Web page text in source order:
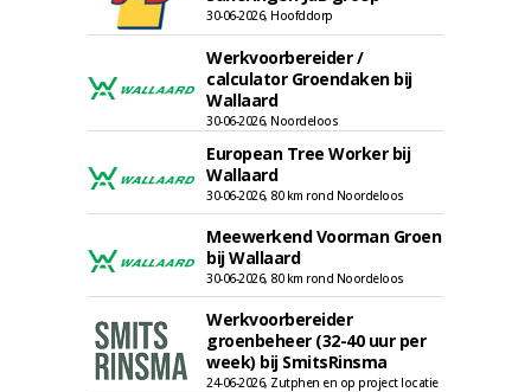
30-06-2026, Hoofddorp
Werkvoorbereider /
calculator Groendaken bij
Wallaard
30-06-2026, Noordeloos
European Tree Worker bij
Wallaard
30-06-2026, 80 km rond Noordeloos
Meewerkend Voorman Groen
bij Wallaard
30-06-2026, 80 km rond Noordeloos
Werkvoorbereider
groenbeheer (32-40 uur per
week) bij SmitsRinsma
24-06-2026, Zutphen en op project locatie